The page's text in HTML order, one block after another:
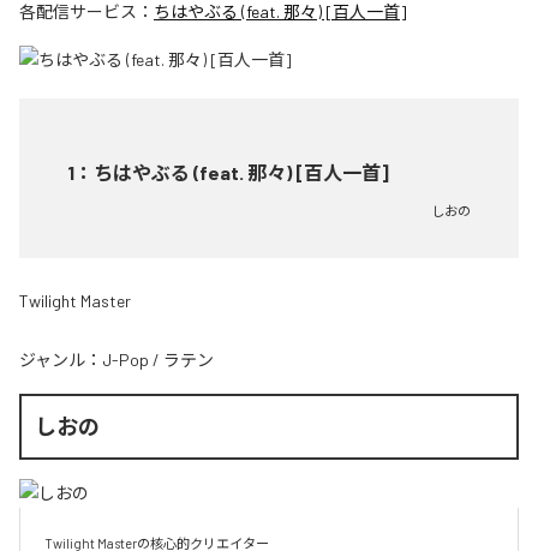
各配信サービス： ちはやぶる (feat. 那々) [百人一首]
1 ： ちはやぶる (feat. 那々) [百人一首]
しおの
Twilight Master
ジャンル： J-Pop / ラテン
しおの
Twilight Masterの核心的クリエイター